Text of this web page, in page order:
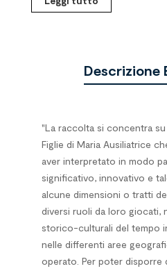
Descrizione
"La raccolta si concentra
Figlie di Maria Ausiliatrice
aver interpretato in modo
significativo, innovativo e
alcune dimensioni o tratti
diversi ruoli da loro giocati,
storico-culturali del tempo
nelle diffe­renti aree
operato. Per poter disporre